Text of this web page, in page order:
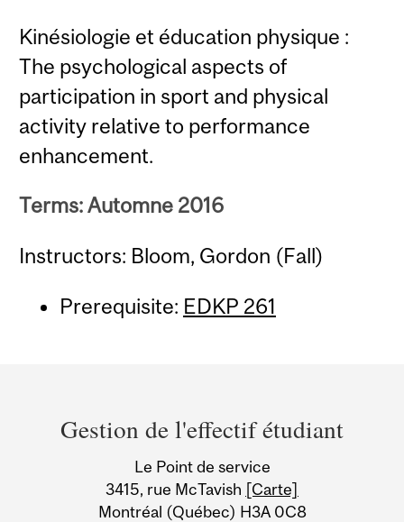
Kinésiologie et éducation physique :
The psychological aspects of
participation in sport and physical
activity relative to performance
enhancement.
Terms: Automne 2016
Instructors: Bloom, Gordon (Fall)
Prerequisite: EDKP 261
and
University
Information
Gestion de l'effectif étudiant
Le Point de service
3415, rue McTavish [Carte]
Montréal (Québec) H3A 0C8